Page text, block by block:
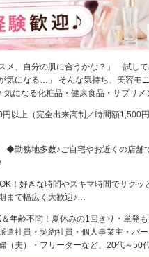
メ、自分の肌に合うかな？」「試し
気になる…」 そんな気持ち、美容モ
気になる化粧品・健康食品・サプリメ
円以上（完全出来高制／時間額1,500
勤務地多数♪ご自宅やお近くの店舗
！好きな時間やスキマ時間でサク
まで幅広く大歓迎♪…
年齢不問！夏休みの1回きり・単発
遣社員・契約社員・個人事業主・パ
（夫）・フリーターなど、20代～50